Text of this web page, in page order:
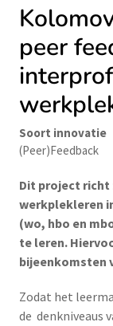
peer
Soort innovatie
(Peer)Feedback
Dit project
werkplekleren
(wo, hbo en
te leren.
bijeenkomsten
Zodat het
de denkniveaus